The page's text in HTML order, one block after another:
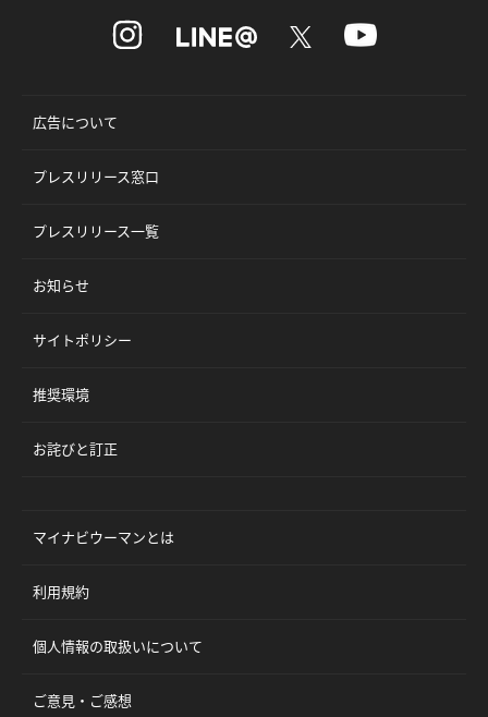
広告について
プレスリリース窓口
プレスリリース一覧
お知らせ
サイトポリシー
推奨環境
お詫びと訂正
マイナビウーマンとは
利用規約
個人情報の取扱いについて
ご意見・ご感想